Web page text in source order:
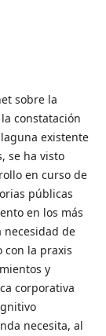
sobre la
constatación
existente
se ha visto
en curso de
públicas
en los más
necesidad de
con la praxis
y
corporativa
necesita, al